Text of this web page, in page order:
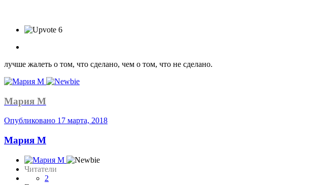
6
лучше жалеть о том, что сделано, чем о том, что не сделано.
Мария М
Опубликовано 17 марта, 2018
Мария М
Читатели
2